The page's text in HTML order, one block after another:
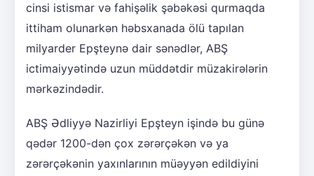
cinsi istismar və fahişəlik şəbəkəsi qurmaqda
ittiham olunarkən həbsxanada ölü tapılan
milyarder Epşteynə dair sənədlər, ABŞ
ictimaiyyətində uzun müddətdir müzakirələrin
mərkəzindədir.
ABŞ Ədliyyə Nazirliyi Epşteyn işində bu günə
qədər 1200-dən çox zərərçəkən və ya
zərərçəkənin yaxınlarının müəyyən edildiyini